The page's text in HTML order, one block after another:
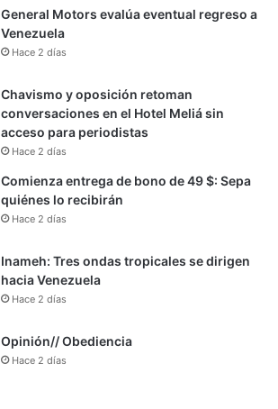
General Motors evalúa eventual regreso a
Venezuela
Hace 2 días
Chavismo y oposición retoman
conversaciones en el Hotel Meliá sin
acceso para periodistas
Hace 2 días
Comienza entrega de bono de 49 $: Sepa
quiénes lo recibirán
Hace 2 días
Inameh: Tres ondas tropicales se dirigen
hacia Venezuela
Hace 2 días
Opinión// Obediencia
Hace 2 días